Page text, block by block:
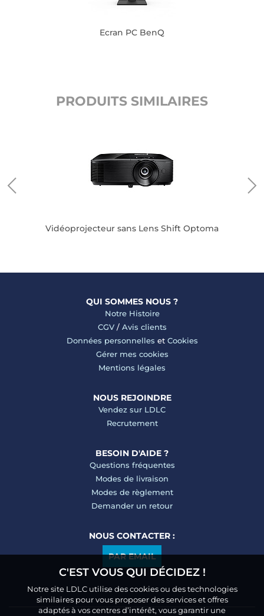
C'EST VOUS QUI DÉCIDEZ !
Notre site LDLC utilise des cookies ou des technologies
similaires pour vous proposer des services et offres
adaptés à vos centres d’intérêt, vous garantir une
Ecran PC BenQ
PRODUITS SIMILAIRES
Vidéoprojecteur sans Lens Shift Optoma
QUI SOMMES NOUS ?
Notre Histoire
CGV/ Avis clients
Données personnelles et Cookies
Gérer mes cookies
Mentions légales
NOUS REJOINDRE
Vendez sur LDLC
Recrutement
BESOIN D'AIDE ?
Questions fréquentes
Modes de livraison
Modes de règlement
Demander un retour
NOUS CONTACTER :
PAR EMAIL